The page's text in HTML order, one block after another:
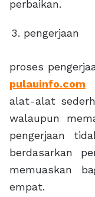
perbaikan.
pengerjaan
proses
pulauinfo.com
alat-alat
walaupun
pengerjaan
berdasarkan
memuaskan
empat.